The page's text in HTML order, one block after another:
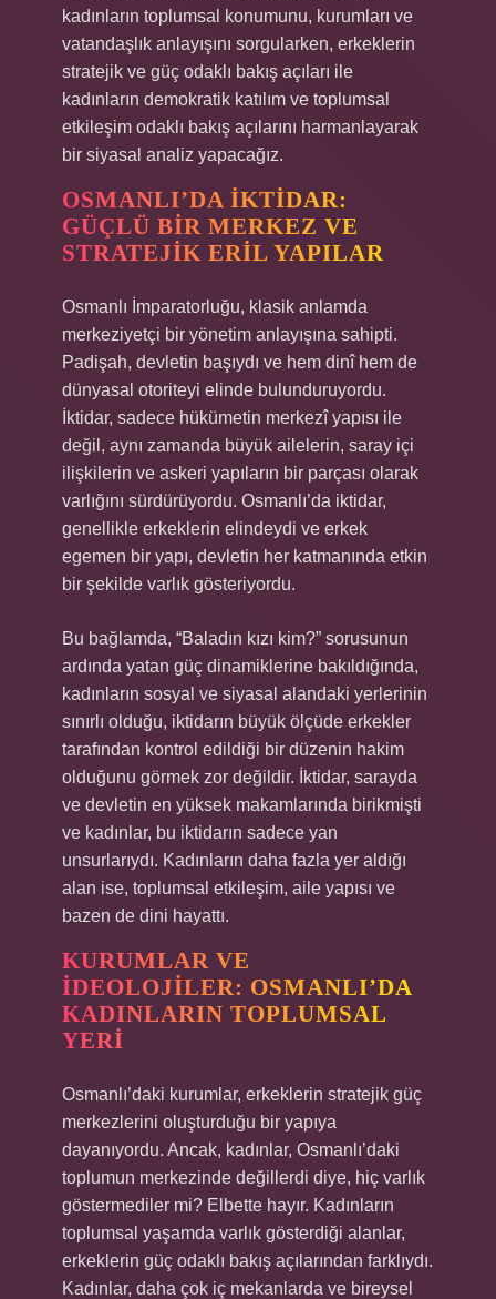
kadınların toplumsal konumunu, kurumları ve
vatandaşlık anlayışını sorgularken, erkeklerin
stratejik ve güç odaklı bakış açıları ile
kadınların demokratik katılım ve toplumsal
etkileşim odaklı bakış açılarını harmanlayarak
bir siyasal analiz yapacağız.
OSMANLI’DA İKTIDAR:
GÜÇLÜ BIR MERKEZ VE
STRATEJIK ERIL YAPILAR
Osmanlı İmparatorluğu, klasik anlamda
merkeziyetçi bir yönetim anlayışına sahipti.
Padişah, devletin başıydı ve hem dinî hem de
dünyasal otoriteyi elinde bulunduruyordu.
İktidar, sadece hükümetin merkezî yapısı ile
değil, aynı zamanda büyük ailelerin, saray içi
ilişkilerin ve askeri yapıların bir parçası olarak
varlığını sürdürüyordu. Osmanlı’da iktidar,
genellikle erkeklerin elindeydi ve erkek
egemen bir yapı, devletin her katmanında etkin
bir şekilde varlık gösteriyordu.
Bu bağlamda, “Baladın kızı kim?” sorusunun
ardında yatan güç dinamiklerine bakıldığında,
kadınların sosyal ve siyasal alandaki yerlerinin
sınırlı olduğu, iktidarın büyük ölçüde erkekler
tarafından kontrol edildiği bir düzenin hakim
olduğunu görmek zor değildir. İktidar, sarayda
ve devletin en yüksek makamlarında birikmişti
ve kadınlar, bu iktidarın sadece yan
unsurlarıydı. Kadınların daha fazla yer aldığı
alan ise, toplumsal etkileşim, aile yapısı ve
bazen de dini hayattı.
KURUMLAR VE
İDEOLOJILER: OSMANLI’DA
KADINLARIN TOPLUMSAL
YERI
Osmanlı’daki kurumlar, erkeklerin stratejik güç
merkezlerini oluşturduğu bir yapıya
dayanıyordu. Ancak, kadınlar, Osmanlı’daki
toplumun merkezinde değillerdi diye, hiç varlık
göstermediler mi? Elbette hayır. Kadınların
toplumsal yaşamda varlık gösterdiği alanlar,
erkeklerin güç odaklı bakış açılarından farklıydı.
Kadınlar, daha çok iç mekanlarda ve bireysel